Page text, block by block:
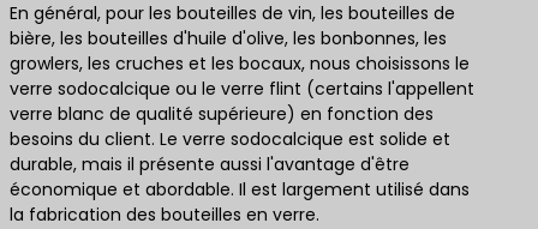
En général, pour les bouteilles de vin, les bouteilles de
bière, les bouteilles d'huile d'olive, les bonbonnes, les
growlers, les cruches et les bocaux, nous choisissons le
verre sodocalcique ou le verre flint (certains l'appellent
verre blanc de qualité supérieure) en fonction des
besoins du client. Le verre sodocalcique est solide et
durable, mais il présente aussi l'avantage d'être
économique et abordable. Il est largement utilisé dans
la fabrication des bouteilles en verre.